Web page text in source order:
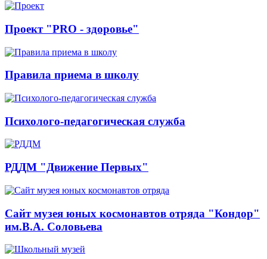
Проект "PRO - здоровье"
Правила приема в школу
Психолого-педагогическая служба
РДДМ "Движение Первых"
Сайт музея юных космонавтов отряда "Кондор"
им.В.А. Соловьева